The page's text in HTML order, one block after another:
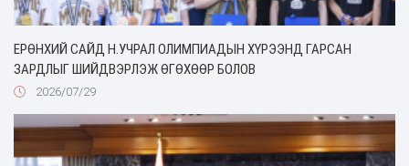
ЕРӨНХИЙ САЙД Н.УЧРАЛ ОЛИМПИАДЫН ХҮРЭЭНД ГАРСАН
ЗАРДЛЫГ ШИЙДВЭРЛЭЖ ӨГӨХӨӨР БОЛОВ
2026/07/29